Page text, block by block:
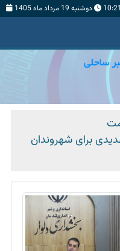
دوشنبه 19 مرداد ماه 1405
برای شهروندان